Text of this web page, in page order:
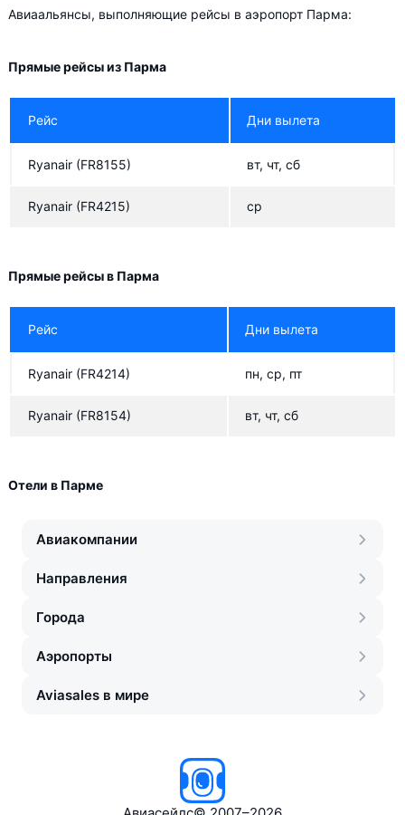
Авиаальянсы, выполняющие рейсы в аэропорт Парма:
Прямые рейсы из Парма
Рейс Дни вылета
Ryanair (FR8155) вт, чт, сб
Ryanair (FR4215) ср
Прямые рейсы в Парма
Рейс Дни вылета
Ryanair (FR4214) пн, ср, пт
Ryanair (FR8154) вт, чт, сб
Отели в Парме
Авиакомпании
Направления
Города
Аэропорты
Aviasales в мире